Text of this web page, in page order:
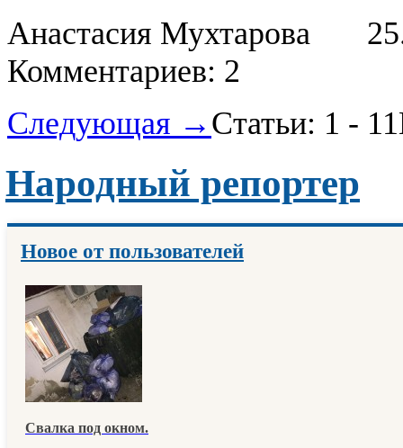
Анастасия Мухтарова
Комментариев: 2
Следующая → Статьи: 1 - 11
Народный репортер
Новое от пользователей
Свалка под окном.